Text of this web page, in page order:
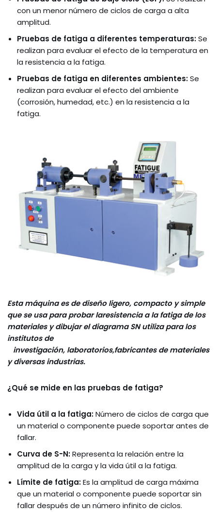
con un menor número de ciclos de carga a alta
amplitud.
Pruebas de fatiga a diferentes temperaturas:Se
realizan para evaluar el efecto de la temperatura en
la resistencia a la fatiga.
Pruebas de fatiga en diferentes ambientes:Se
realizan para evaluar el efecto del ambiente
(corrosión, humedad, etc.) en la resistencia a la
fatiga.
Esta máquina es de diseño ligero, compacto y simple
que se usa para probar laresistencia a la fatiga de los
materiales y dibujar el diagrama SN utiliza para los
institutos de
investigación, laboratorios,fabricantes de materiales
y diversas industrias.
¿Qué se mide en las pruebas de fatiga?
Vida útil a la fatiga:Número de ciclos de carga que
un material o componente puede soportar antes de
fallar.
Curva de S-N:Representa la relación entre la
amplitud de la carga y la vida útil a la fatiga.
Límite de fatiga:Es la amplitud de carga máxima
que un material o componente puede soportar sin
fallar después de un número infinito de ciclos.